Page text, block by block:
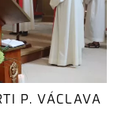
P. VÁCLAVA